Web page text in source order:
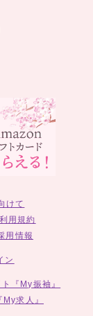
けて
利用規約
用情報
ン
『My振袖』
求人』